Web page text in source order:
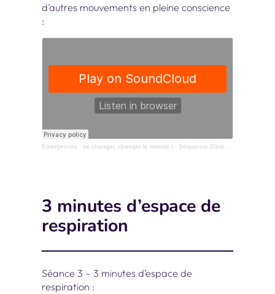
d’autres mouvements en pleine conscience
:
Emergences : se changer, changer le monde ! · Séquence D’étirements Avec La Voix De Nastasya van der Straten – 15 Minutes
3 minutes d’espace de
respiration
Séance 3 – 3 minutes d’espace de
respiration :